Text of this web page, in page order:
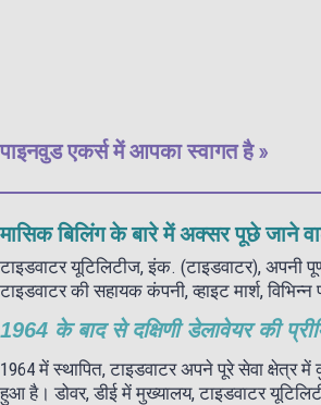
पाइनवुड एकर्स में आपका स्वागत है »
मासिक बिलिंग के बारे में अक्सर पूछे जाने
टाइडवाटर यूटिलिटीज, इंक. (टाइडवाटर), अपनी
टाइडवाटर की सहायक कंपनी, व्हाइट मार्श,
1964 के बाद से दक्षिणी डेलावेयर की
1964 में स्थापित, टाइडवाटर अपने पूरे सेवा
हुआ है। डोवर, डीई में मुख्यालय, टाइडवाटर